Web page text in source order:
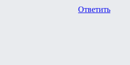
Ответить